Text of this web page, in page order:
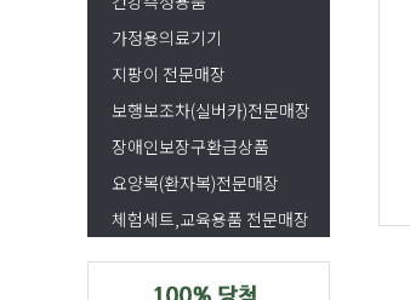
가정용의료기기
지팡이 전문매장
보행보조차(실버카)전문매장
장애인보장구환급상품
요양복(환자복)전문매장
체험세트,교육용품 전문매장